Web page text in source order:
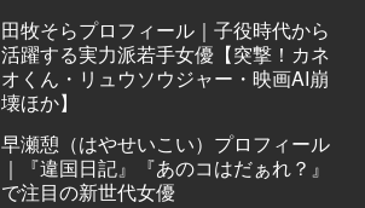
田牧そらプロフィール｜子役時代から
活躍する実力派若手女優【突撃！カネ
オくん・リュウソウジャー・映画AI崩
壊ほか】
早瀬憩（はやせいこい）プロフィール
｜『違国日記』『あのコはだぁれ？』
で注目の新世代女優